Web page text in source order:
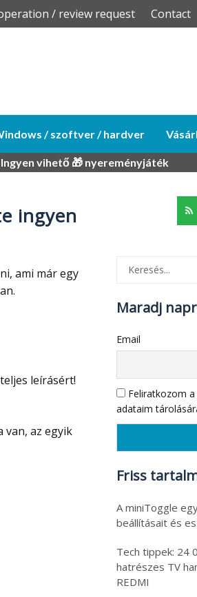
/ review request Contact
/ szoftver / hardver
Ingyen vihető 🎁 nyereményjáték
ingyen
ami már egy
leírásért!
Maradj
Email
Feliratkozom
adataim
Friss
A miniToggle
beállításait és
Tech tippek: 24
hatrészes TV
REDMI